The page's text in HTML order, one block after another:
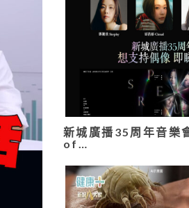
新城廣播35周年音樂
of…